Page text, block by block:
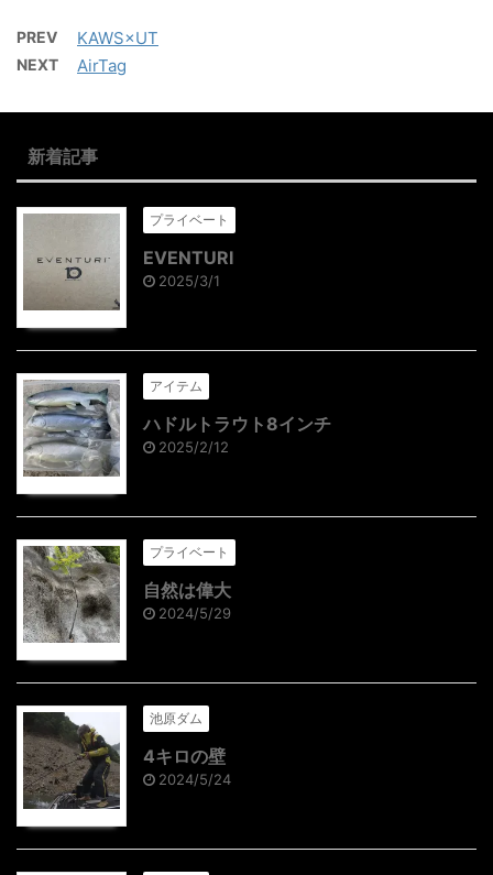
PREV KAWS×UT
NEXT AirTag
新着記事
プライベート
EVENTURI
2025/3/1
アイテム
ハドルトラウト8インチ
2025/2/12
プライベート
自然は偉大
2024/5/29
池原ダム
4キロの壁
2024/5/24